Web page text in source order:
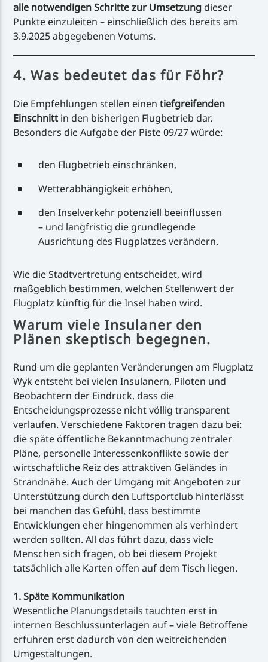
alle notwendigen Schritte zur Umsetzung dieser
Punkte einzuleiten – einschließlich des bereits am
3.9.2025 abgegebenen Votums.
4. Was bedeutet das für Föhr?
Die Empfehlungen stellen einentiefgreifenden
Einschnitt in den bisherigen Flugbetrieb dar.
Besonders die Aufgabe der Piste 09/27 würde:
den Flugbetrieb einschränken,
Wetterabhängigkeit erhöhen,
den Inselverkehr potenziell beeinflussen
– und langfristig die grundlegende
Ausrichtung des Flugplatzes verändern.
Wie die Stadtvertretung entscheidet, wird
maßgeblich bestimmen, welchen Stellenwert der
Flugplatz künftig für die Insel haben wird.
Warum viele Insulaner den
Plänen skeptisch begegnen.
Rund um die geplanten Veränderungen am Flugplatz
Wyk entsteht bei vielen Insulanern, Piloten und
Beobachtern der Eindruck, dass die
Entscheidungsprozesse nicht völlig transparent
verlaufen. Verschiedene Faktoren tragen dazu bei:
die späte öffentliche Bekanntmachung zentraler
Pläne, personelle Interessenkonflikte sowie der
wirtschaftliche Reiz des attraktiven Geländes in
Strandnähe. Auch der Umgang mit Angeboten zur
Unterstützung durch den Luftsportclub hinterlässt
bei manchen das Gefühl, dass bestimmte
Entwicklungen eher hingenommen als verhindert
werden sollten. All das führt dazu, dass viele
Menschen sich fragen, ob bei diesem Projekt
tatsächlich alle Karten offen auf dem Tisch liegen.
1. Späte Kommunikation
Wesentliche Planungsdetails tauchten erst in
internen Beschlussunterlagen auf – viele Betroffene
erfuhren erst dadurch von den weitreichenden
Umgestaltungen.